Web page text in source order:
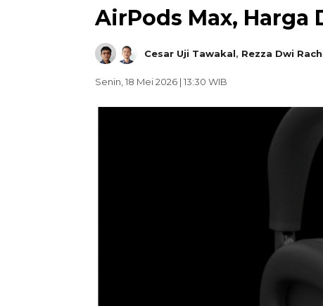
AirPods Max, Harga
Cesar Uji Tawakal, Rezza Dwi
Senin, 18 Mei 2026 | 13:30 WIB